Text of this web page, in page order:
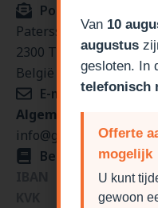
Postadres
Patersstraat 100
2300 Turnhout
België
E-mail
Algemeen/verkoop
Bedrijfsgegevens
76488977
Van 10
augustus
gesloten. In
telefonisch
Offerte
mogelijk
U kunt
gewoon